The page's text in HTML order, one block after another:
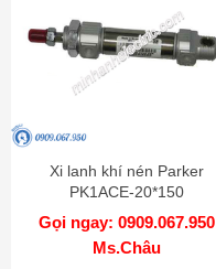
Xi lanh khí nén Parker
PK1ACE-20*150
Gọi ngay: 0909.067.950
Ms.Châu